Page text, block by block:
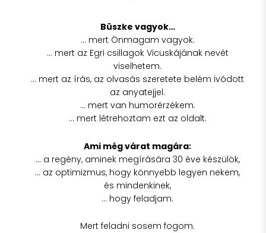
Büszke vagyok…
… mert Önmagam vagyok.
… mert az Egri csillagok Vicuskájának nevét
viselhetem.
… mert az írás, az olvasás szeretete belém ivódott
az anyatejjel.
… mert van humorérzékem.
… mert létrehoztam ezt az oldalt.
Ami még várat magára:
… a regény, aminek megírására 30 éve készülök,
… az optimizmus, hogy könnyebb legyen nekem,
és mindenkinek,
… hogy feladjam.
Mert feladni sosem fogom.